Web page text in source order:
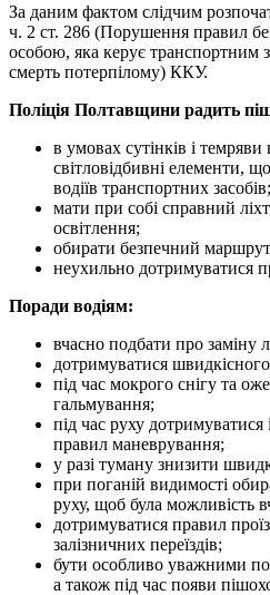
За даним фактом слідчим
ч. 2 ст. 286 (Порушення правил
особою, яка керує транспортним
смерть потерпілому) ККУ.
Поліція Полтавщини радить
в умовах сутінків і
світловідбивні елементи,
водіїв транспортних засобів;
мати при собі справний
освітлення;
обирати безпечний
неухильно дотримуватися
Поради водіям:
вчасно подбати про заміну
дотримуватися
під час мокрого снігу та
гальмування;
під час руху дотримуватися
правил маневрування;
у разі туману знизити
при поганій видимості
руху, щоб була можливість
дотримуватися правил
залізничних переїздів;
бути особливо уважними
а також під час появи